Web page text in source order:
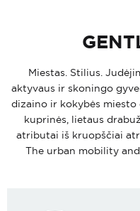
Miestas. Stilius.
aktyvaus ir skoningo
dizaino ir kokybės
kuprinės, lietaus
atributai iš kruopščiai
The urban mobility